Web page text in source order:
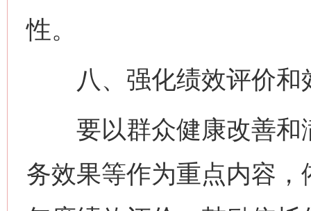
性。
八、强化绩效评价和
要以群众健康改善和
务效果等作为重点内容